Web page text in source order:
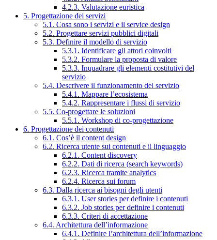
4.2.3. Valutazione euristica
5. Progettazione dei servizi
5.1. Cosa sono i servizi e il service design
5.2. Progettare servizi pubblici digitali
5.3. Definire il modello di servizio
5.3.1. Identificare gli attori coinvolti
5.3.2. Formulare la proposta di valore
5.3.3. Inquadrare gli elementi costitutivi del
servizio
5.4. Descrivere il funzionamento del servizio
5.4.1. Mappare l’ecosistema
5.4.2. Rappresentare i flussi di servizio
5.5. Co-progettare le soluzioni
5.5.1. Workshop di co-progettazione
6. Progettazione dei contenuti
6.1. Cos’è il content design
6.2. Ricerca utente sui contenuti e il linguaggio
6.2.1. Content discovery
6.2.2. Dati di ricerca (search keywords)
6.2.3. Ricerca tramite analytics
6.2.4. Ricerca sui forum
6.3. Dalla ricerca ai bisogni degli utenti
6.3.1. User stories per definire i contenuti
6.3.2. Job stories per definire i contenuti
6.3.3. Criteri di accettazione
6.4. Architettura dell’informazione
6.4.1. Definire l’architettura dell’informazione